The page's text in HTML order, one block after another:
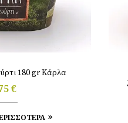
180 gr Κάρλα
€